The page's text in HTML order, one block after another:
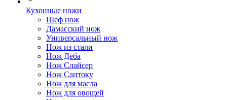
Кухонные ножи
Шеф нож
Дамасский нож
Универсальный нож
Нож из стали
Нож Деба
Нож Слайсер
Нож Сантоку
Нож для масла
Нож для овощей